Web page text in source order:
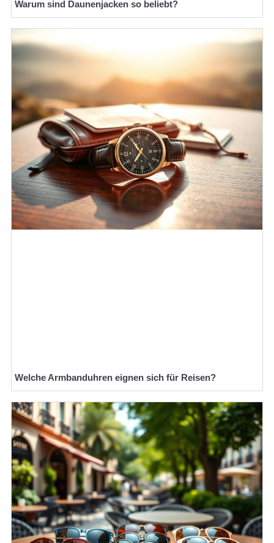
Warum sind Daunenjacken so beliebt?
Welche Armbanduhren eignen sich für Reisen?